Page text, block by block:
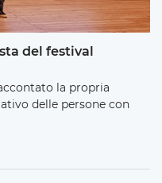
del festival
la propria
delle persone con